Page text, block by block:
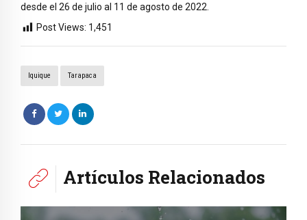
desde el 26 de julio al 11 de agosto de 2022.
Post Views: 1,451
Iquique Tarapaca
Artículos Relacionados